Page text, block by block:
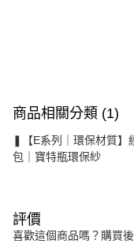
商品相關分類 (1)
❚【E系列｜環保材質】
包｜寶特瓶環保紗
評價
喜歡這個商品嗎？購買